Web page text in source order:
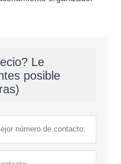
Le
posible